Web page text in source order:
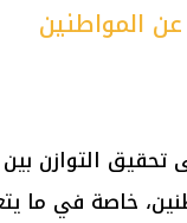
المواطنين
تحقيق التوازن
خاصة في ما